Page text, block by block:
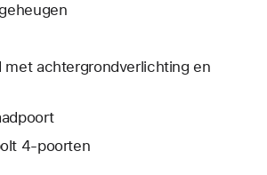
met achtergrondverlichting en
4-poorten